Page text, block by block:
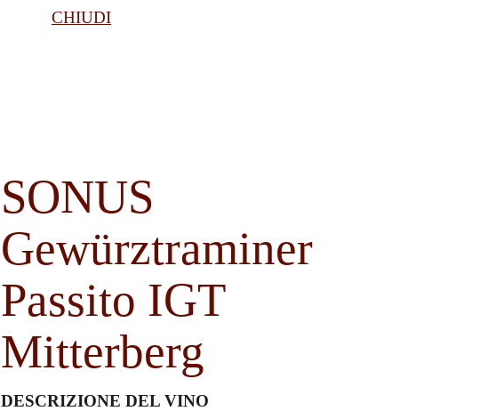
CHIUDI
SONUS
Gewürztraminer
Passito IGT
Mitterberg
DESCRIZIONE DEL VINO